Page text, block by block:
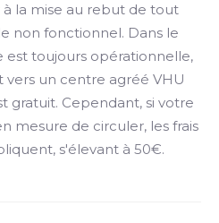
la mise au rebut de tout
non fonctionnel. Dans le
est toujours opérationnelle,
un centre agréé VHU
gratuit. Cependant, si votre
mesure de circuler, les frais
s'élevant à 50€.